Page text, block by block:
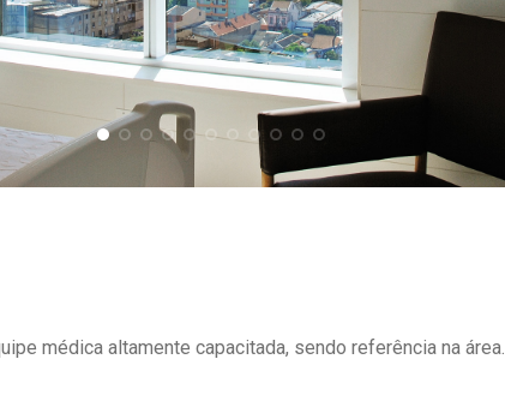
médica altamente capacitada, sendo referência na área.